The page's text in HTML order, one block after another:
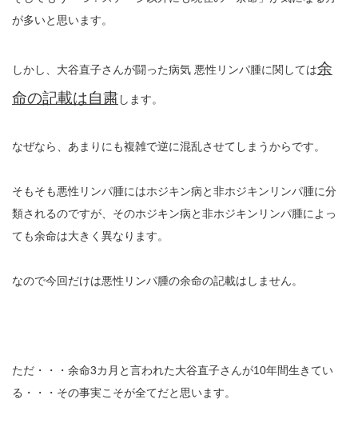
が多いと思います。
しかし、大谷直子さんが闘った病気 悪性リンパ腫に関しては余
命の記載は自粛します。
なぜなら、あまりにも複雑で逆に混乱させてしまうからです。
そもそも悪性リンパ腫にはホジキン病と非ホジキンリンパ腫に分
類されるのですが、そのホジキン病と非ホジキンリンパ腫によっ
ても余命は大きく異なります。
なので今回だけは悪性リンパ腫の余命の記載はしません。
ただ・・・余命3カ月と言われた大谷直子さんが10年間生きてい
る・・・その事実こそが全てだと思います。